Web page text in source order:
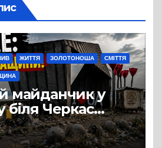
ЖИТТЯ ЗОЛОТОНОША СМІТТЯ
майданчик у
біля Черкас
на занедбане